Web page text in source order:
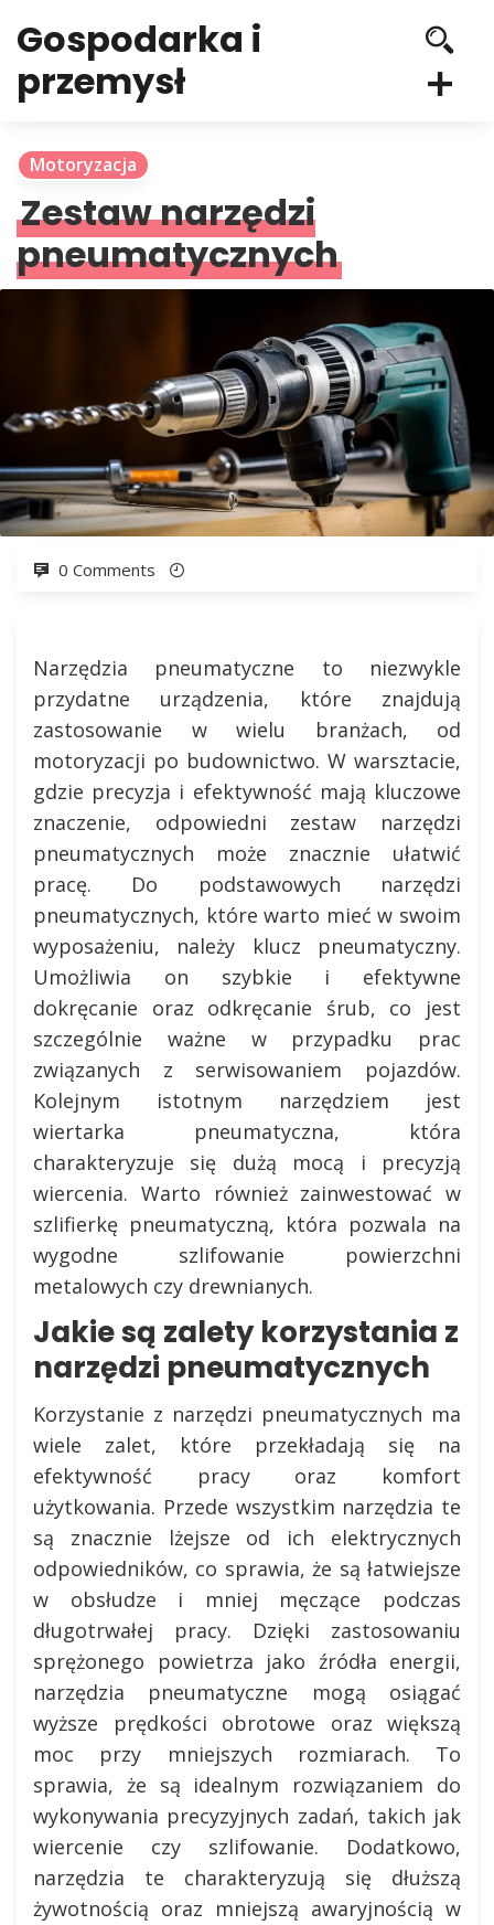
Gospodarka i
przemysł
Motoryzacja
Zestaw narzędzi
pneumatycznych
0 Comments
Narzędzia pneumatyczne to niezwykle
przydatne urządzenia, które znajdują
zastosowanie w wielu branżach, od
motoryzacji po budownictwo. W warsztacie,
gdzie precyzja i efektywność mają kluczowe
znaczenie, odpowiedni zestaw narzędzi
pneumatycznych może znacznie ułatwić
pracę. Do podstawowych narzędzi
pneumatycznych, które warto mieć w swoim
wyposażeniu, należy klucz pneumatyczny.
Umożliwia on szybkie i efektywne
dokręcanie oraz odkręcanie śrub, co jest
szczególnie ważne w przypadku prac
związanych z serwisowaniem pojazdów.
Kolejnym istotnym narzędziem jest
wiertarka pneumatyczna, która
charakteryzuje się dużą mocą i precyzją
wiercenia. Warto również zainwestować w
szlifierkę pneumatyczną, która pozwala na
wygodne szlifowanie powierzchni
metalowych czy drewnianych.
Jakie są zalety korzystania z
narzędzi pneumatycznych
Korzystanie z narzędzi pneumatycznych ma
wiele zalet, które przekładają się na
efektywność pracy oraz komfort
użytkowania. Przede wszystkim narzędzia te
są znacznie lżejsze od ich elektrycznych
odpowiedników, co sprawia, że są łatwiejsze
w obsłudze i mniej męczące podczas
długotrwałej pracy. Dzięki zastosowaniu
sprężonego powietrza jako źródła energii,
narzędzia pneumatyczne mogą osiągać
wyższe prędkości obrotowe oraz większą
moc przy mniejszych rozmiarach. To
sprawia, że są idealnym rozwiązaniem do
wykonywania precyzyjnych zadań, takich jak
wiercenie czy szlifowanie. Dodatkowo,
narzędzia te charakteryzują się dłuższą
żywotnością oraz mniejszą awaryjnością w